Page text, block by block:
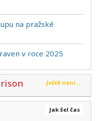
na pražské
v roce 2025
Ještě není...
Jak šel čas